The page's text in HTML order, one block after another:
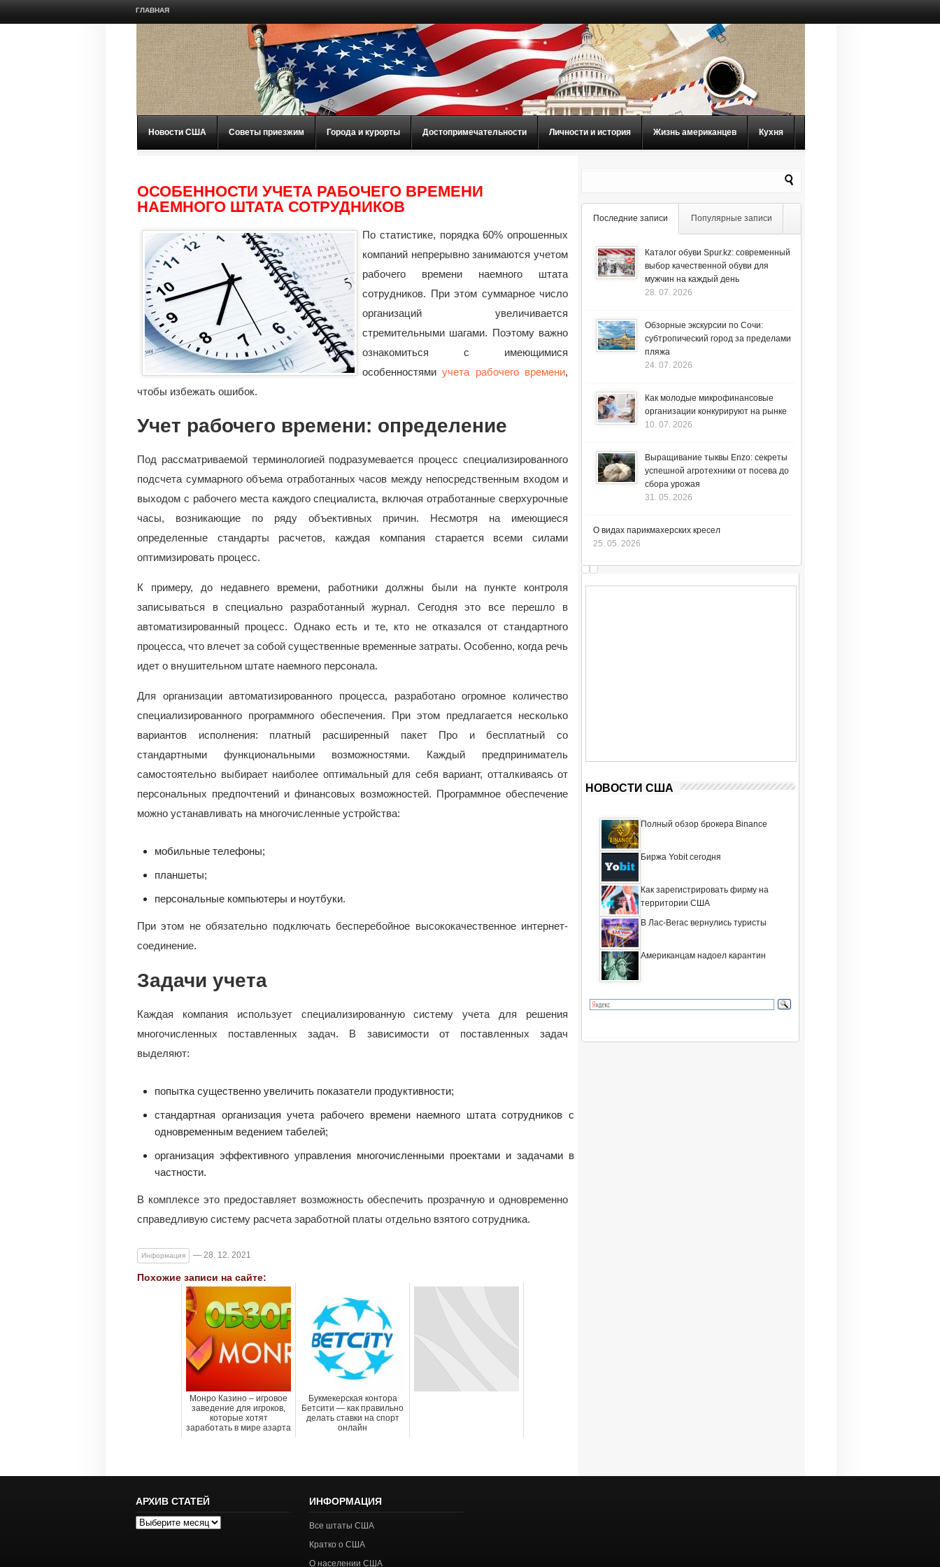
ГЛАВНАЯ
Новости США Советы приезжим Города и курорты Достопримечательности Личности и история Жизнь американцев Кухня
ОСОБЕННОСТИ УЧЕТА РАБОЧЕГО ВРЕМЕНИ
НАЕМНОГО ШТАТА СОТРУДНИКОВ
По статистике, порядка 60% опрошенных
компаний непрерывно занимаются учетом
рабочего времени наемного штата
сотрудников. При этом суммарное число
организаций увеличивается
стремительными шагами. Поэтому важно
ознакомиться с имеющимися
особенностямиучета рабочего времени,
чтобы избежать ошибок.
Учет рабочего времени: определение
Под рассматриваемой терминологией подразумевается процесс специализированного
подсчета суммарного объема отработанных часов между непосредственным входом и
выходом с рабочего места каждого специалиста, включая отработанные сверхурочные
часы, возникающие по ряду объективных причин. Несмотря на имеющиеся
определенные стандарты расчетов, каждая компания старается всеми силами
оптимизировать процесс.
К примеру, до недавнего времени, работники должны были на пункте контроля
записываться в специально разработанный журнал. Сегодня это все перешло в
автоматизированный процесс. Однако есть и те, кто не отказался от стандартного
процесса, что влечет за собой существенные временные затраты. Особенно, когда речь
идет о внушительном штате наемного персонала.
Для организации автоматизированного процесса, разработано огромное количество
специализированного программного обеспечения. При этом предлагается несколько
вариантов исполнения: платный расширенный пакет Про и бесплатный со
стандартными функциональными возможностями. Каждый предприниматель
самостоятельно выбирает наиболее оптимальный для себя вариант, отталкиваясь от
персональных предпочтений и финансовых возможностей. Программное обеспечение
можно устанавливать на многочисленные устройства:
мобильные телефоны;
планшеты;
персональные компьютеры и ноутбуки.
При этом не обязательно подключать бесперебойное высококачественное интернет-
соединение.
Задачи учета
Каждая компания использует специализированную систему учета для решения
многочисленных поставленных задач. В зависимости от поставленных задач
выделяют:
попытка существенно увеличить показатели продуктивности;
стандартная организация учета рабочего времени наемного штата сотрудников с
одновременным ведением табелей;
организация эффективного управления многочисленными проектами и задачами в
частности.
В комплексе это предоставляет возможность обеспечить прозрачную и одновременно
справедливую систему расчета заработной платы отдельно взятого сотрудника.
Информация — 28. 12. 2021
Похожие записи на сайте:
Монро Казино – игровое
заведение для игроков,
которые хотят
заработать в мире азарта
Букмекерская контора
Бетсити — как правильно
делать ставки на спорт
онлайн
Последние записи Популярные записи
Каталог обуви Spur.kz: современный
выбор качественной обуви для
мужчин на каждый день
28. 07. 2026
Обзорные экскурсии по Сочи:
субтропический город за пределами
пляжа
24. 07. 2026
Как молодые микрофинансовые
организации конкурируют на рынке
10. 07. 2026
Выращивание тыквы Enzo: секреты
успешной агротехники от посева до
сбора урожая
31. 05. 2026
О видах парикмахерских кресел
25. 05. 2026
НОВОСТИ США
Полный обзор брокера Binance
Биржа Yobit сегодня
Как зарегистрировать фирму на
территории США
В Лас-Вегас вернулись туристы
Американцам надоел карантин
АРХИВ СТАТЕЙ
Архив
ИНФОРМАЦИЯ
Все штаты США
Кратко о США
О населении США